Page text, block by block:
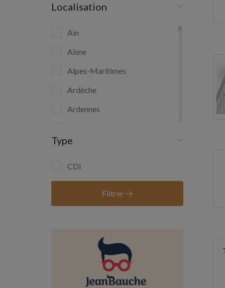
Localisation
Ain
Aisne
Alpes-Maritimes
Ardèche
Ardennes
Aube
Aude
Bas-Rhin
Calvados
Charente
Type
CDI
Filtrer